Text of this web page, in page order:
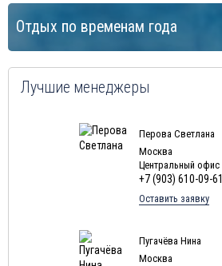
Отдых по временам года
Лучшие менеджеры
Перова Светлана
Москва
Центральный офис
+7 (903) 610-09-61
Оставить заявку
Пугачёва Нина
Москва